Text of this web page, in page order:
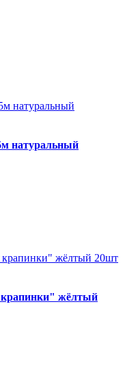
натуральный
жёлтый